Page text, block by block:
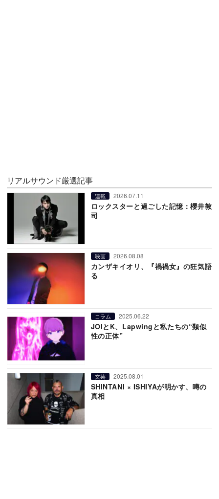
リアルサウンド厳選記事
連載 2026.07.11
ロックスターと過ごした記憶：櫻井敦
司
映画 2026.08.08
カンザキイオリ、『禍禍女』の狂気語
る
コラム 2025.06.22
JOIとK、Lapwingと私たちの“類似
性の正体”
文芸 2025.08.01
SHINTANI × ISHIYAが明かす、噂の
真相